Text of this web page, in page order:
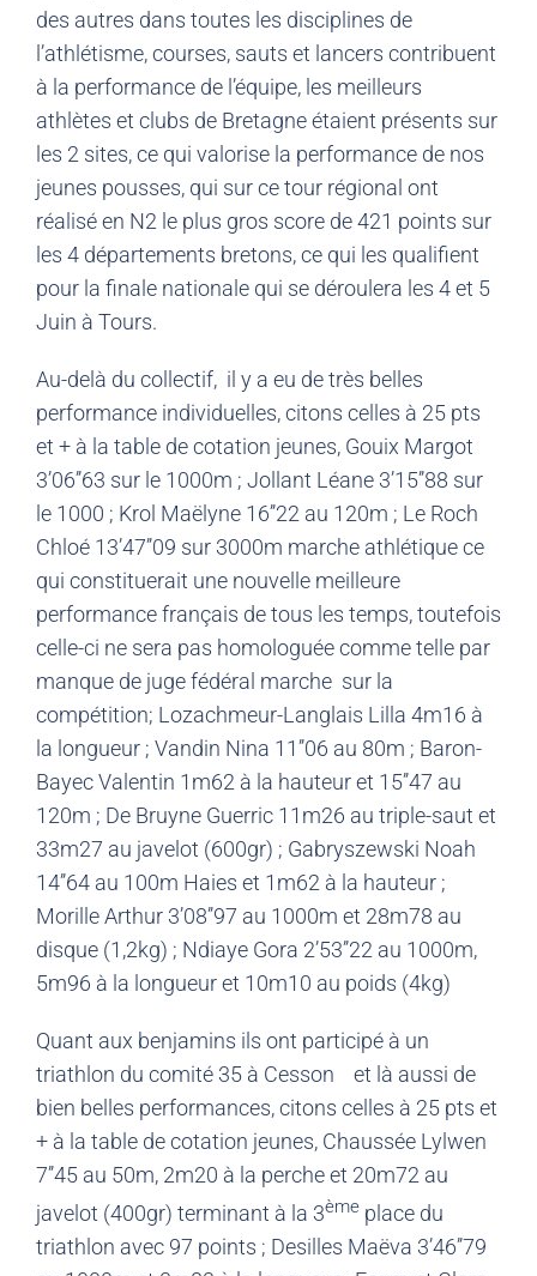
des autres dans toutes les disciplines de
l’athlétisme, courses, sauts et lancers contribuent
à la performance de l’équipe, les meilleurs
athlètes et clubs de Bretagne étaient présents sur
les 2 sites, ce qui valorise la performance de nos
jeunes pousses, qui sur ce tour régional ont
réalisé en N2 le plus gros score de 421 points sur
les 4 départements bretons, ce qui les qualifient
pour la finale nationale qui se déroulera les 4 et 5
Juin à Tours.
Au-delà du collectif, il y a eu de très belles
performance individuelles, citons celles à 25 pts
et + à la table de cotation jeunes, Gouix Margot
3’06’’63 sur le 1000m ; Jollant Léane 3’15’’88 sur
le 1000 ; Krol Maëlyne 16’’22 au 120m ; Le Roch
Chloé 13’47’’09 sur 3000m marche athlétique ce
qui constituerait une nouvelle meilleure
performance français de tous les temps, toutefois
celle-ci ne sera pas homologuée comme telle par
manque de juge fédéral marche sur la
compétition; Lozachmeur-Langlais Lilla 4m16 à
la longueur ; Vandin Nina 11’’06 au 80m ; Baron-
Bayec Valentin 1m62 à la hauteur et 15’’47 au
120m ; De Bruyne Guerric 11m26 au triple-saut et
33m27 au javelot (600gr) ; Gabryszewski Noah
14’’64 au 100m Haies et 1m62 à la hauteur ;
Morille Arthur 3’08’’97 au 1000m et 28m78 au
disque (1,2kg) ; Ndiaye Gora 2’53’’22 au 1000m,
5m96 à la longueur et 10m10 au poids (4kg)
Quant aux benjamins ils ont participé à un
triathlon du comité 35 à Cesson et là aussi de
bien belles performances, citons celles à 25 pts et
+ à la table de cotation jeunes, Chaussée Lylwen
7’’45 au 50m, 2m20 à la perche et 20m72 au
javelot (400gr) terminant à la 3ème place du
triathlon avec 97 points ; Desilles Maëva 3’46’’79